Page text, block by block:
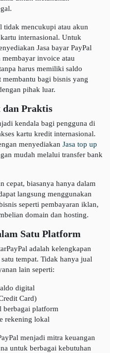
tidak mencukupi atau akun
internasional. Untuk
Jasa bayar PayPal
invoice atau
harus memiliki saldo
membantu bagi bisnis yang
pihak luar.
dan Praktis
kendala bagi pengguna di
kartu kredit internasional.
menyediakan Jasa top up
mudah melalui transfer bank
cepat, biasanya hanya dalam
langsung menggunakan
seperti pembayaran iklan,
domain dan hosting.
Satu Platform
adalah kelengkapan
tempat. Tidak hanya jual
lain seperti:
digital
Card)
berbagai platform
rekening lokal
menjadi mitra keuangan
untuk berbagai kebutuhan